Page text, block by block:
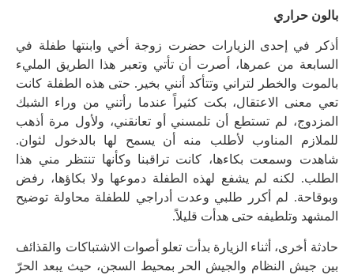
بالون حراري
أذكر في إحدى الزيارات حضرت زوجة أخي وابنتها طفلة في
السابعة من عمرها، أصرت أن تأتي وتعبر هذا الطريق المليء
بالموت والخطر لتراني وتتأكد أنني بخير. حتى هذه الطفلة كانت
تعي معنى الاعتقال، بكت كثيراً عندما رأتني من وراء الشبك
المزدوج، لم تستطع أن تلمسني أو تعانقني، ولأول مرة أذهب
للملازم المناوب لأطلب منه أن يسمح لها بالدخول لثوان.
شاهدت وسمعت بكاءها، كانت تراقبنا وكأنها تنتظر مني هذا
الطلب. لكنه لم يشفع لهذه الطفلة دموعها ولا بكاؤها، رفض
وبوقاحة. لم أكرر طلبي وعدت أدراجي للطفلة محاولة توضيح
المشهد وتلطيفه حتى هدأت قليلاً.
حادثة أخرى، أثناء الزيارة بدأت تعلو أصوات الاشتباكات والقذائف
بين جيش النظام والجيش الحر بمحيط السجن، حيث يبعد الحرّ